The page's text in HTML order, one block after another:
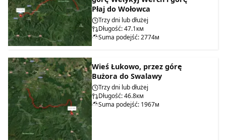
Płaj do Wołowca
Trzy dni lub dłużej
Długość: 47.1км
Suma podejść: 2774м
Wieś Łukowo, przez górę
Bużora do Swalawy
Trzy dni lub dłużej
Długość: 46.8км
Suma podejść: 1967м